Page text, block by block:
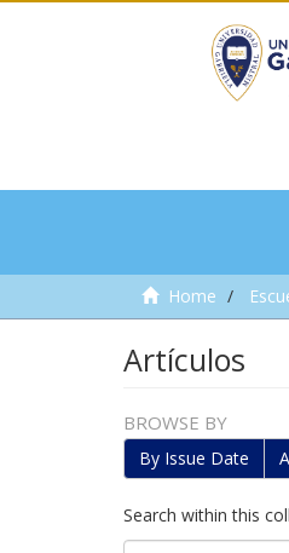
Home
Artículos
BROWSE BY
By Issue Date
Search within this